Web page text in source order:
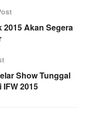
Akan Segera
Show Tunggal
IFW 2015